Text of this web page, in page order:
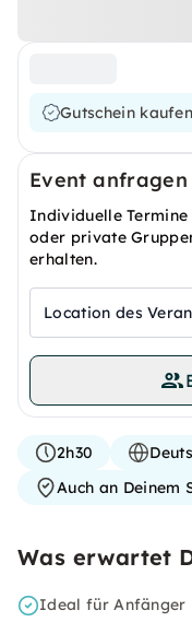
Gutschein kaufen
Event anfragen
Individuelle
oder private
erhalten.
Location des
2h30
Auch an Deinem
Was erwartet
Ideal für Anfänger